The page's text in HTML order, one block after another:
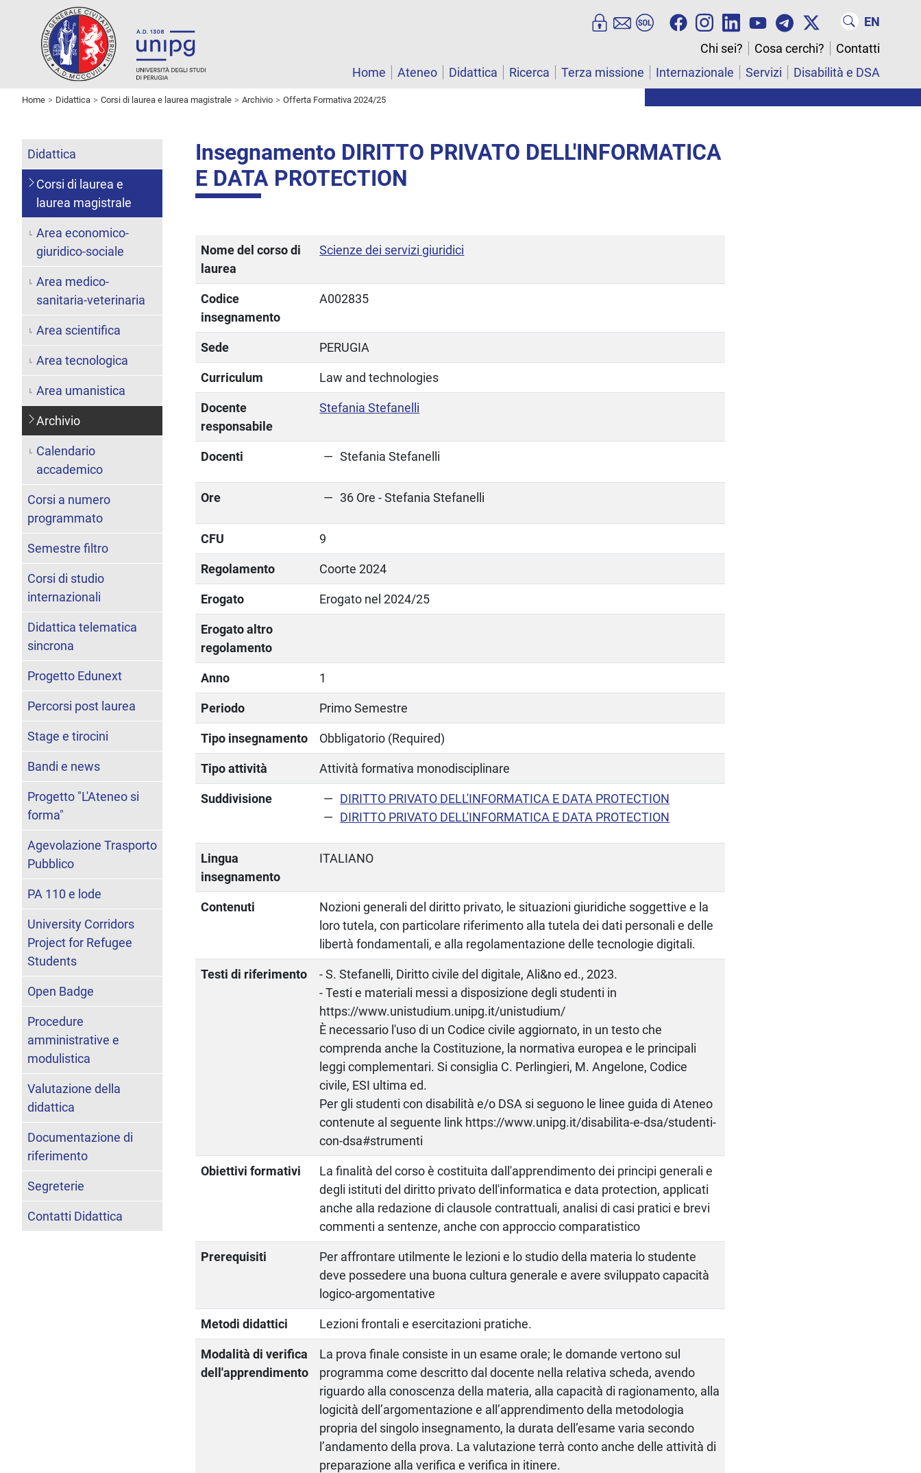
EN
Chi sei?
Cosa cerchi?
Contatti
Home
Ateneo Didattica Ricerca Terza missione Internazionale Servizi Disabilità e DSA
Home Didattica Corsi di laurea e laurea magistrale Archivio Offerta Formativa 2024/25
Insegnamento DIRITTO PRIVATO DELL'INFORMATICA
E DATA PROTECTION
Nome del corso di
laurea
Scienze dei servizi giuridici
Codice
insegnamento
A002835
Sede PERUGIA
Curriculum Law and technologies
Docente
responsabile
Stefania Stefanelli
Docenti Stefania Stefanelli
Ore 36 Ore - Stefania Stefanelli
CFU 9
Regolamento Coorte 2024
Erogato Erogato nel 2024/25
Erogato altro
regolamento
Anno 1
Periodo Primo Semestre
Tipo insegnamento Obbligatorio (Required)
Tipo attività Attività formativa monodisciplinare
Suddivisione
DIRITTO PRIVATO DELL'INFORMATICA E DATA PROTECTION
DIRITTO PRIVATO DELL'INFORMATICA E DATA PROTECTION
Lingua
insegnamento
ITALIANO
Contenuti
Nozioni generali del diritto privato, le situazioni giuridiche soggettive e la
loro tutela, con particolare riferimento alla tutela dei dati personali e delle
libertà fondamentali, e alla regolamentazione delle tecnologie digitali.
Testi di riferimento
- S. Stefanelli, Diritto civile del digitale, Ali&no ed., 2023.
- Testi e materiali messi a disposizione degli studenti in
https://www.unistudium.unipg.it/unistudium/
È necessario l'uso di un Codice civile aggiornato, in un testo che
comprenda anche la Costituzione, la normativa europea e le principali
leggi complementari. Si consiglia C. Perlingieri, M. Angelone, Codice
civile, ESI ultima ed.
Per gli studenti con disabilità e/o DSA si seguono le linee guida di Ateneo
contenute al seguente link https://www.unipg.it/disabilita-e-dsa/studenti-
con-dsa#strumenti
Obiettivi formativi
La finalità del corso è costituita dall'apprendimento dei principi generali e
degli istituti del diritto privato dell'informatica e data protection, applicati
anche alla redazione di clausole contrattuali, analisi di casi pratici e brevi
commenti a sentenze, anche con approccio comparatistico
Prerequisiti
Per affrontare utilmente le lezioni e lo studio della materia lo studente
deve possedere una buona cultura generale e avere sviluppato capacità
logico-argomentative
Metodi didattici Lezioni frontali e esercitazioni pratiche.
Modalità di verifica
dell'apprendimento
La prova finale consiste in un esame orale; le domande vertono sul
programma come descritto dal docente nella relativa scheda, avendo
riguardo alla conoscenza della materia, alla capacità di ragionamento, alla
logicità dell’argomentazione e all’apprendimento della metodologia
propria del singolo insegnamento, la durata dell’esame varia secondo
l’andamento della prova. La valutazione terrà conto anche delle attività di
preparazione alla verifica e verifica in itinere.
Didattica
Corsi di laurea e
laurea magistrale
Area economico-
giuridico-sociale
Area medico-
sanitaria-veterinaria
Area scientifica
Area tecnologica
Area umanistica
Archivio
Calendario
accademico
Corsi a numero
programmato
Semestre filtro
Corsi di studio
internazionali
Didattica telematica
sincrona
Progetto Edunext
Percorsi post laurea
Stage e tirocini
Bandi e news
Progetto "L'Ateneo si
forma"
Agevolazione Trasporto
Pubblico
PA 110 e lode
University Corridors
Project for Refugee
Students
Open Badge
Procedure
amministrative e
modulistica
Valutazione della
didattica
Documentazione di
riferimento
Segreterie
Contatti Didattica